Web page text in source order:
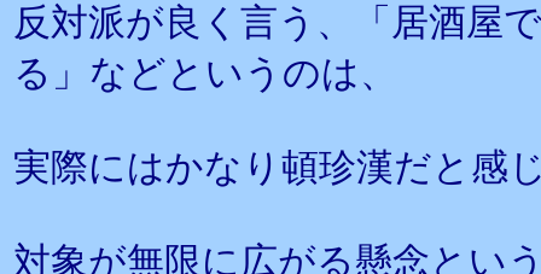
反対派が良く言う、「居酒屋
る」などというのは、
実際にはかなり頓珍漢だと感
対象が無限に広がる懸念とい